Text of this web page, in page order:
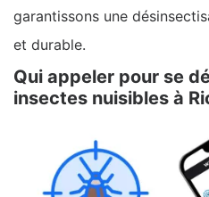
garantissons une
et durable.
Qui appeler pour se
insectes nuisibles à